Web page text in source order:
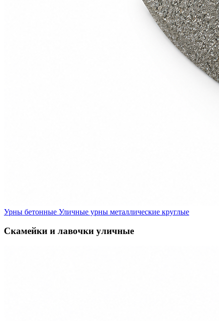
Урны бетонные Уличные урны металлические круглые
Скамейки и лавочки уличные